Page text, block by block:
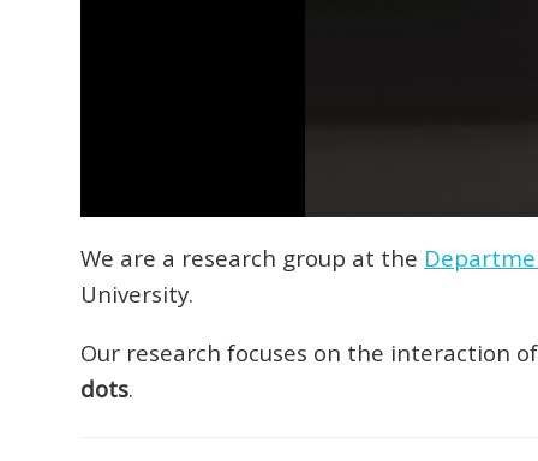
We are a research group at the
University.
Our research focuses on the interaction
dots.